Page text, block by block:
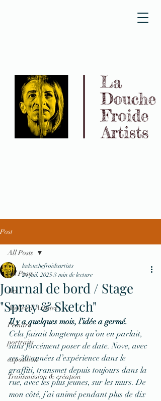
Post
All Posts
Art
Atelier d'Artistes
Peindre
portraits
exposition
Transmission & création
All Posts
Journal de bord / Stage
"Spray & Sketch"
ladouchefroideartists
24 juil. 2025 3 min de lecture
Il y a quelques mois, l’idée a germé.
Cela faisait longtemps qu’on en parlait,
sans forcément poser de date. Nove, avec
ses 30 années d’expérience dans le
graffiti, transmet depuis toujours dans la
rue, avec les plus jeunes, sur les murs. De
mon côté, j’ai animé pendant plus de dix